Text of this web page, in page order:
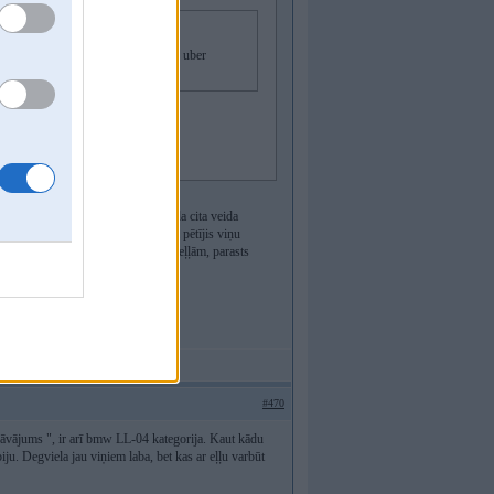
vajadzības pēc Motul, ja vien nav uber
eļļa, BMW viņu atzīst
samaksā vai tiek nodrošinata kāda cita veida
laiku ir pieejamas, neesmu baigi pētījis viņu
un kvalitāti attiecībā uz pārējām eļļām, parasts
#470
", ir arī bmw LL-04 kategorija. Kaut kādu
Degviela jau viņiem laba, bet kas ar eļļu varbūt